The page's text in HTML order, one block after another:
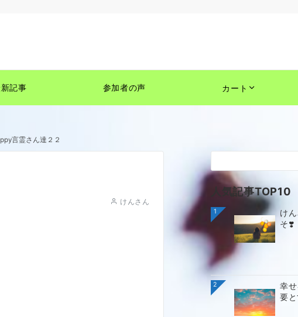
記事 参加者の声 カート
言霊さん達２２
けんさん
人気記事TOP10
1
け
そ❣️
2
幸
要